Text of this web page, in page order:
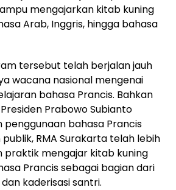
mengajarkan kitab kuning
Arab, Inggris, hingga bahasa
tersebut telah berjalan jauh
wacana nasional mengenai
bahasa Prancis. Bahkan
Prabowo Subianto
bahasa Prancis
RMA Surakarta telah lebih
praktik mengajar kitab kuning
Prancis sebagai bagian dari
kaderisasi santri.